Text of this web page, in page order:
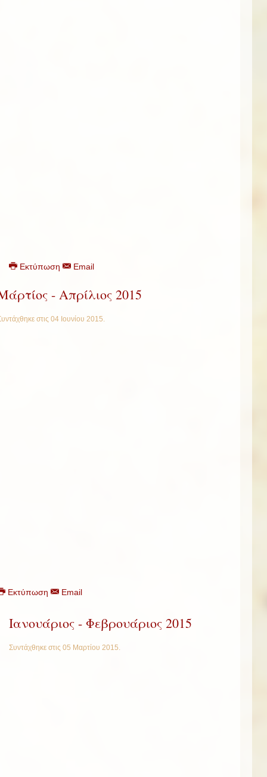
Εκτύπωση Email
- Απρίλιος 2015
στις 04 Ιουνίου 2015.
Εκτύπωση Email
Ιανουάριος - Φεβρουάριος 2015
Συντάχθηκε στις 05 Μαρτίου 2015.